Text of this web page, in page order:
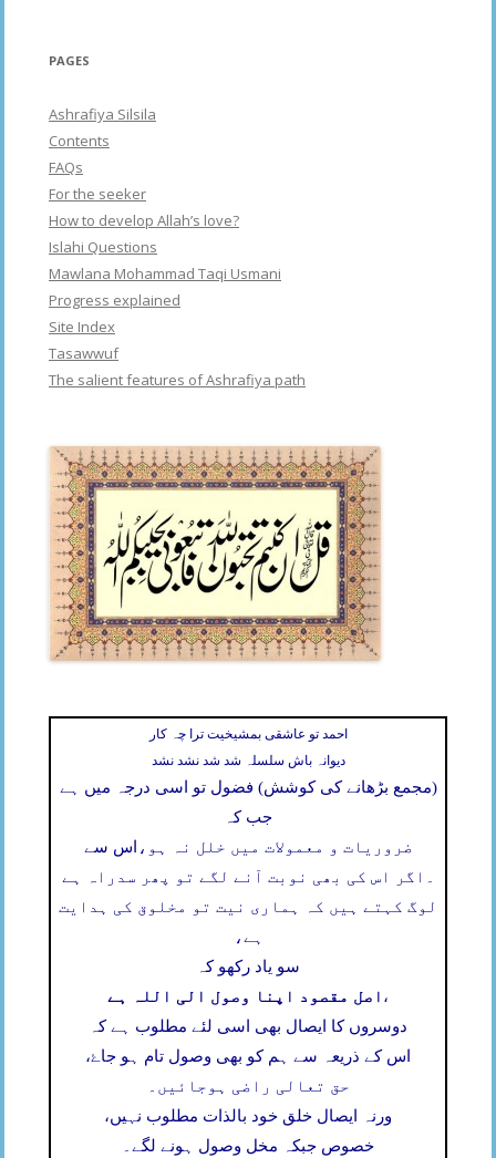
PAGES
Ashrafiya Silsila
Contents
FAQs
For the seeker
How to develop Allah’s love?
Islahi Questions
Mawlana Mohammad Taqi Usmani
Progress explained
Site Index
Tasawwuf
The salient features of Ashrafiya path
احمد تو عاشقی بمشیخیت ترا چہ کار
دیوانہ باش سلسلہ شد شد نشد نشد
(مجمع بڑھانے کی کوشش) فضول تو اسی درجہ میں ہے
جب کہ
اس سے ضروریات و معمولات میں خلل نہ ہو،
اگر اس کی بھی نوبت آنے لگے تو پھر سدراہ ہے
لوگ کہتے ہیں کہ ہماری نیت تو مخلوق کی ہدایت
ہے،
سو یاد رکھو کہ
اصل مقصود اپنا وصول الی اللہ ہے ،
دوسروں کا ایصال بھی اسی لئے مطلوب ہے کہ
اس کے ذریعہ سے ہم کو بھی وصول تام ہو جاۓ،
حق تعالی راضی ہوجائیں۔
ورنہ ایصال خلق خود بالذات مطلوب نہیں،
خصوص جبکہ مخل وصول ہونے لگے۔